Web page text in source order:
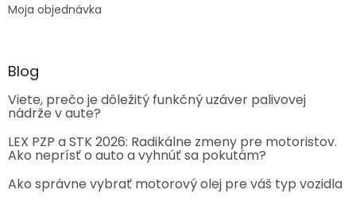
Moja objednávka
Blog
Viete, prečo je dôležitý funkčný uzáver palivovej
nádrže v aute?
LEX PZP a STK 2026: Radikálne zmeny pre motoristov.
Ako neprísť o auto a vyhnúť sa pokutám?
Ako správne vybrať motorový olej pre váš typ vozidla